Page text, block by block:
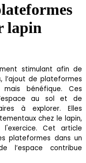
lapin
stimulant afin de
l’ajout de plateformes
bénéfique. Ces
au sol et de
à explorer. Elles
chez le lapin,
Cet article
plateformes dans un
l’espace contribue